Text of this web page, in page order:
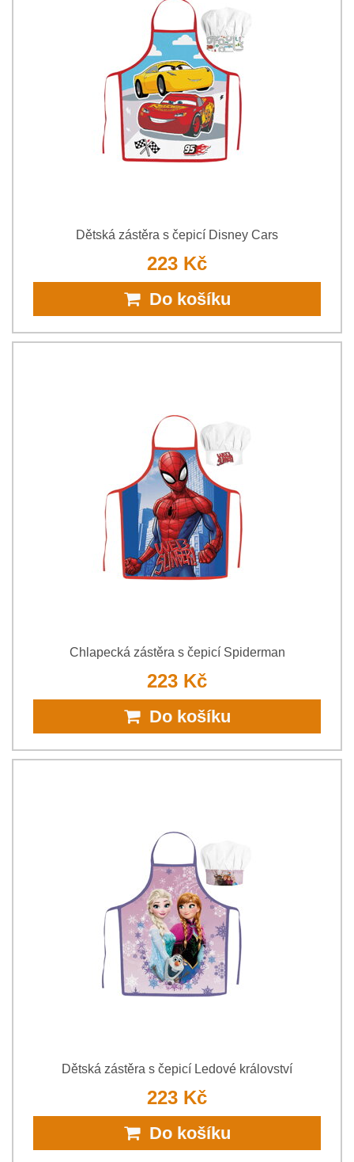
Dětská zástěra s čepicí Disney Cars
223 Kč
Do košíku
Chlapecká zástěra s čepicí Spiderman
223 Kč
Do košíku
Dětská zástěra s čepicí Ledové království
223 Kč
Do košíku